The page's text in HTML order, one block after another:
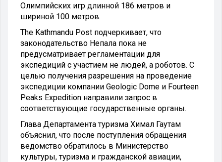
Олимпийских игр длинной 186 метров и
шириной 100 метров.
The Kathmandu Post подчеркивает, что
законодательство Непала пока не
предусматривает регламентации для
экспедиций с участием не людей, а роботов. С
целью получения разрешения на проведение
экспедиции компании Geologic Dome и Fourteen
Peaks Expedition направили запрос в
соответствующие государственные органы.
Глава Департамента туризма Химал Гаутам
объяснил, что после поступления обращения
ведомство обратилось в Министерство
культуры, туризма и гражданской авиации,